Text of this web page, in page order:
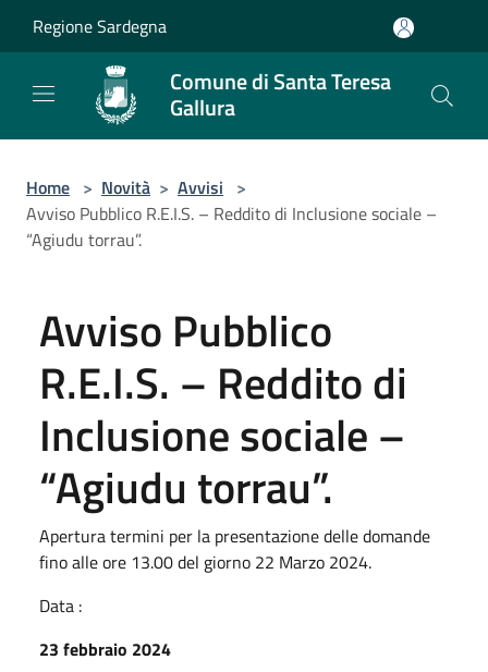
Regione Sardegna
Comune di Santa Teresa
Gallura
Home > Novità > Avvisi >
Avviso Pubblico R.E.I.S. – Reddito di Inclusione sociale –
“Agiudu torrau”.
Avviso Pubblico
R.E.I.S. – Reddito di
Inclusione sociale –
“Agiudu torrau”.
Apertura termini per la presentazione delle domande
fino alle ore 13.00 del giorno 22 Marzo 2024.
Data :
23 febbraio 2024